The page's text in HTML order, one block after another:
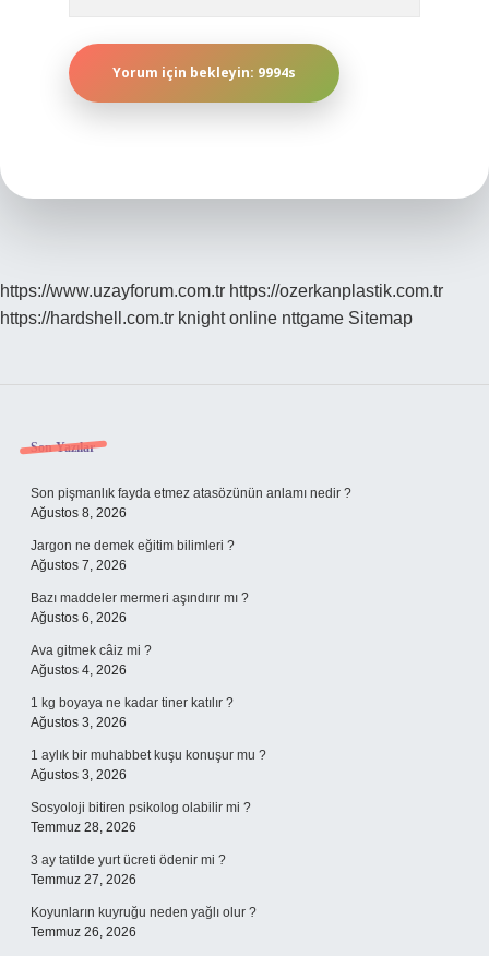
https://www.uzayforum.com.tr https://ozerkanplastik.com.tr
https://hardshell.com.tr knight online nttgame Sitemap
Sidebar
Son Yazılar
Son pişmanlık fayda etmez atasözünün anlamı nedir ?
Ağustos 8, 2026
Jargon ne demek eğitim bilimleri ?
Ağustos 7, 2026
Bazı maddeler mermeri aşındırır mı ?
Ağustos 6, 2026
Ava gitmek câiz mi ?
Ağustos 4, 2026
1 kg boyaya ne kadar tiner katılır ?
Ağustos 3, 2026
1 aylık bir muhabbet kuşu konuşur mu ?
Ağustos 3, 2026
Sosyoloji bitiren psikolog olabilir mi ?
Temmuz 28, 2026
3 ay tatilde yurt ücreti ödenir mi ?
Temmuz 27, 2026
Koyunların kuyruğu neden yağlı olur ?
Temmuz 26, 2026